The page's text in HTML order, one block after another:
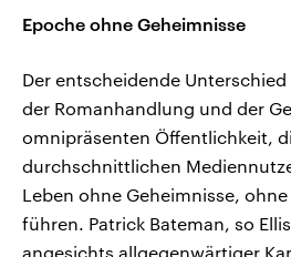
Epoche ohne Geheimnisse
Der entscheidende
der Romanhandlung und der
omnipräsenten Öffentlichkeit,
durchschnittlichen
Leben ohne Geheimnisse,
führen. Patrick Bateman, so
angesichts allgegenwärtiger